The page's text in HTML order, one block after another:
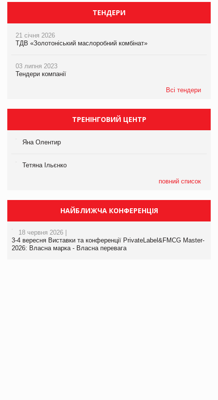
ТЕНДЕРИ
21 січня 2026
ТДВ «Золотоніський маслоробний комбінат»
03 липня 2023
Тендери компанії
Всі тендери
ТРЕНІНГОВИЙ ЦЕНТР
Яна Олентир
Тетяна Ільєнко
повний список
НАЙБЛИЖЧА КОНФЕРЕНЦІЯ
18 червня 2026 |
3-4 вересня Виставки та конференції PrivateLabel&FMCG Master-
2026: Власна марка - Власна перевага